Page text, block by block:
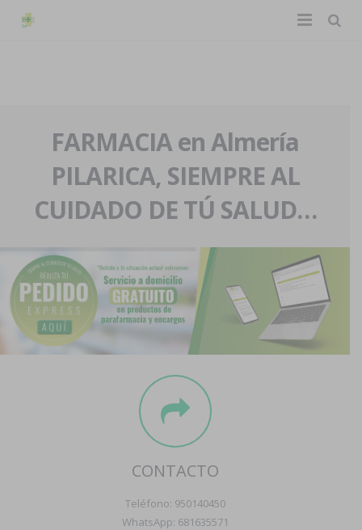
La farmacia
Nuestra historia
Nuestro equipo
Eventos
Servicios y reservas
Pedidos express
Blog
Contacto
Boletín
FARMACIA en Almería
PILARICA, SIEMPRE AL
CUIDADO DE TÚ SALUD…
CONTACTO
Teléfono: 950140450
WhatsApp: 681635571